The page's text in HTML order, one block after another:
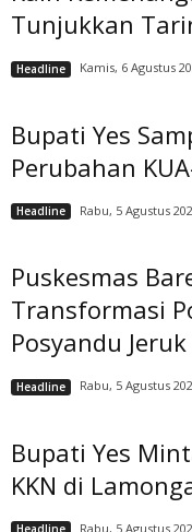
Tunjukkan
Headline Kamis, 6 Agustus
Bupati Yes
Perubahan
Headline Rabu, 5 Agustus
Puskesmas
Transformasi
Posyandu
Headline Rabu, 5 Agustus
Bupati Yes
KKN di
Rabu, 5 Agustus